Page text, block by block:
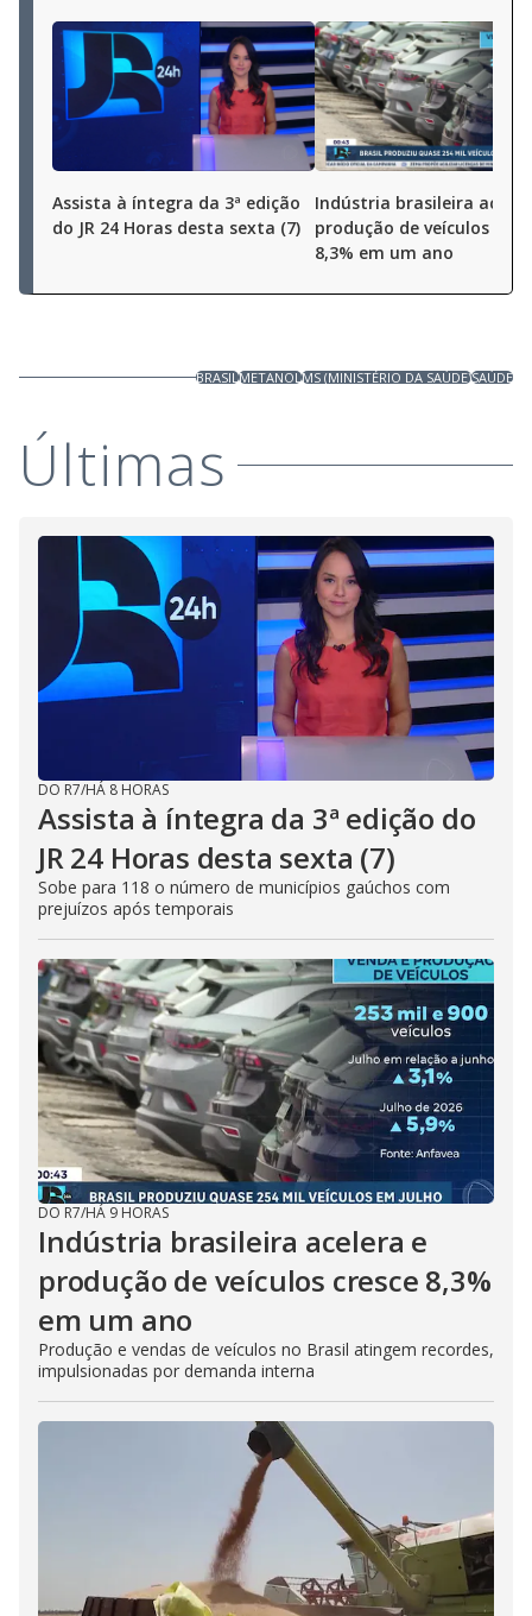
Assista à íntegra da 3ª edição
do JR 24 Horas desta sexta (7)
Indústria brasileira
produção de veículos
8,3% em um ano
BRASILMETANOLMS (MINISTÉRIO DA SAÚDE)SAÚDE
Últimas
DO R7/HÁ 8 HORAS
Assista à íntegra da 3ª edição do
JR 24 Horas desta sexta (7)
Sobe para 118 o número de municípios gaúchos com
prejuízos após temporais
DO R7/HÁ 9 HORAS
Indústria brasileira acelera e
produção de veículos cresce 8,3%
em um ano
Produção e vendas de veículos no Brasil atingem recordes,
impulsionadas por demanda interna